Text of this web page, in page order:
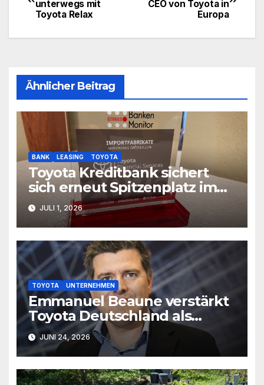
CEO von Toyota in
Europa
unterwegs mit
Toyota Relax
Ähnlicher Beitrag
BANK LEASING TOYOTA
Toyota Kreditbank sichert
sich erneut Spitzenplatz im
AUTOHAUS BankenMonitor
JULI 1, 2026
TOYOTA UNTERNEHMEN
Emmanuel Beaune verstärkt
Toyota Deutschland als
Marketingleiter
JUNI 24, 2026